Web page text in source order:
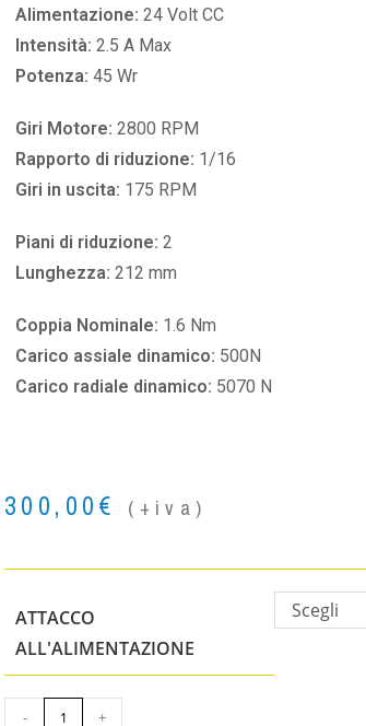
Alimentazione: 24 Volt CC
Intensità: 2.5 A Max
Potenza: 45 Wr
Giri Motore: 2800 RPM
Rapporto di riduzione: 1/16
Giri in uscita: 175 RPM
Piani di riduzione: 2
Lunghezza: 212 mm
Coppia Nominale: 1.6 Nm
Carico assiale dinamico: 500N
Carico radiale dinamico: 5070 N
300,00€ (+iva)
ATTACCO
ALL'ALIMENTAZIONE
Scegli
- +